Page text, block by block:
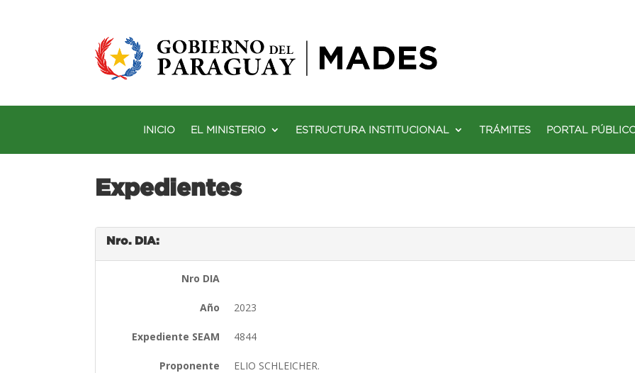
INICIO EL MINISTERIO ESTRUCTURA INSTITUCIONAL TRÁMITES PORTAL
Expedientes
Nro. DIA:
Nro DIA
Año 2023
Expediente SEAM 4844
Proponente ELIO SCHLEICHER.